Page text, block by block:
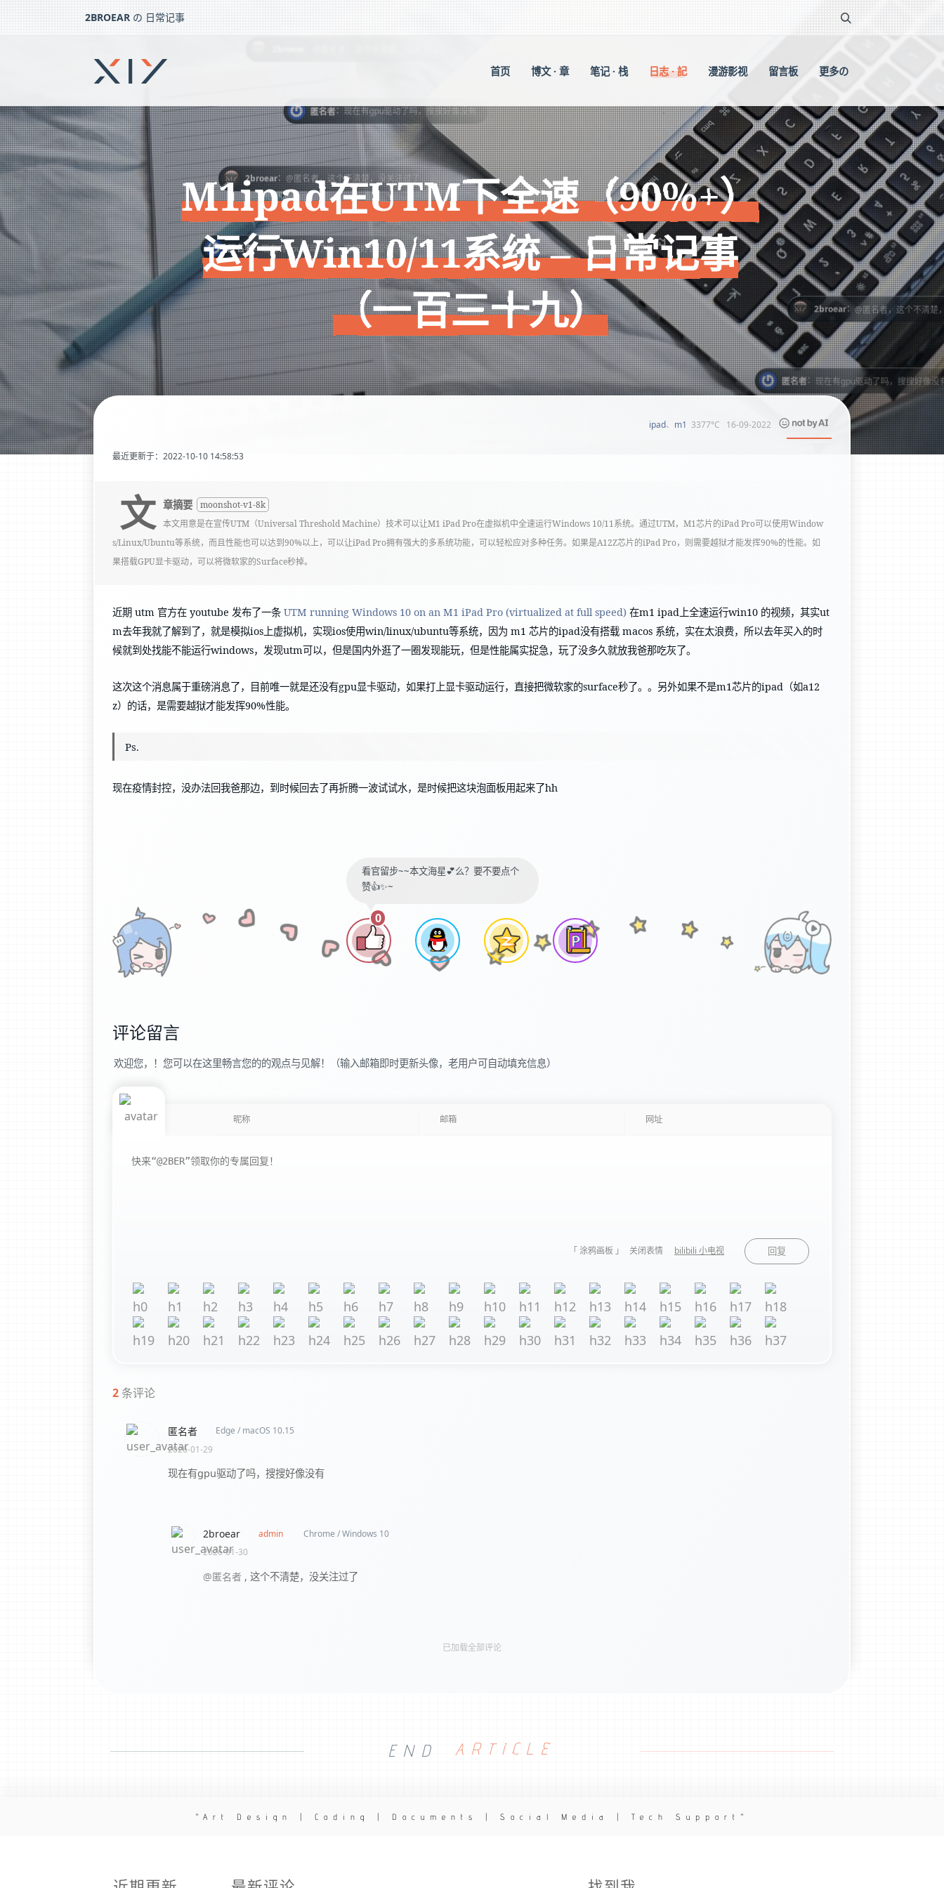
2BROEAR の 日常记事
下一篇： 脖子扭了 – 日常记事（一百三十八）
首页 博文 · 章 笔记 · 栈 日志 · 記 漫游影视 留言板 更多の
M1ipad在UTM下全速（90%+）
运行Win10/11系统 – 日常记事
（一百三十九）
匿名者：现在有gpu驱动了吗，搜搜好像没有
2broear：@匿名者，这个不清楚，没关注过了
匿名者：现在有gpu驱动了吗，搜搜好像没有
2broear：@匿名者，这个不清楚，没关注过了
匿名者：现在有gpu驱动了吗，搜搜好像没有
ipad、 m1 3377°C 16-09-2022
最近更新于：2022-10-10 14:58:53
文 章摘要
moonshot-v1-8k
本文用意是在宣传UTM（Universal Threshold Machine）技术可以让M1 iPad Pro在虚拟机中全速运行Windows 10/11系统。通过UTM，M1芯片的iPad Pro可以使用Window
s/Linux/Ubuntu等系统，而且性能也可以达到90%以上，可以让iPad Pro拥有强大的多系统功能，可以轻松应对多种任务。如果是A12Z芯片的iPad Pro，则需要越狱才能发挥90%的性能。如
果搭载GPU显卡驱动，可以将微软家的Surface秒掉。
近期 utm 官方在 youtube 发布了一条 UTM running Windows 10 on an M1 iPad Pro (virtualized at full speed) 在m1 ipad上全速运行win10 的视频，其实ut
m去年我就了解到了，就是模拟ios上虚拟机，实现ios使用win/linux/ubuntu等系统，因为 m1 芯片的ipad没有搭载 macos 系统，实在太浪费，所以去年买入的时
候就到处找能不能运行windows，发现utm可以，但是国内外逛了一圈发现能玩，但是性能属实捉急，玩了没多久就放我爸那吃灰了。
这次这个消息属于重磅消息了，目前唯一就是还没有gpu显卡驱动，如果打上显卡驱动运行，直接把微软家的surface秒了。。另外如果不是m1芯片的ipad（如a12
z）的话，是需要越狱才能发挥90%性能。
Ps.
现在疫情封控，没办法回我爸那边，到时候回去了再折腾一波试试水，是时候把这块泡面板用起来了hh
看官留步~~本文海星💕么？要不要点个
赞👍✨~
0
评论留言
欢迎您，！您可以在这里畅言您的的观点与见解！（输入邮箱即时更新头像，老用户可自动填充信息）
「 涂鸦画板 」 关闭表情 bilibili 小电视 回复
2条评论
匿名者
Edge / macOS 10.15
2026-01-29
现在有gpu驱动了吗，搜搜好像没有
2broear admin
Chrome / Windows 10
2026-01-30
@匿名者, 这个不清楚，没关注过了
已加载全部评论
END ARTICLE
Art Design | Coding | Documents | Social Media | Tech Support